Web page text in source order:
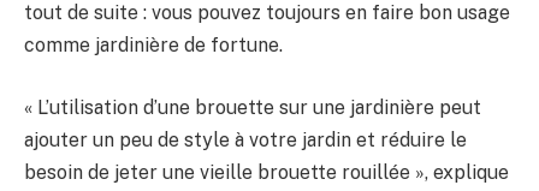
tout de suite : vous pouvez toujours en faire bon usage
comme jardinière de fortune.
« L’utilisation d’une brouette sur une jardinière peut
ajouter un peu de style à votre jardin et réduire le
besoin de jeter une vieille brouette rouillée », explique